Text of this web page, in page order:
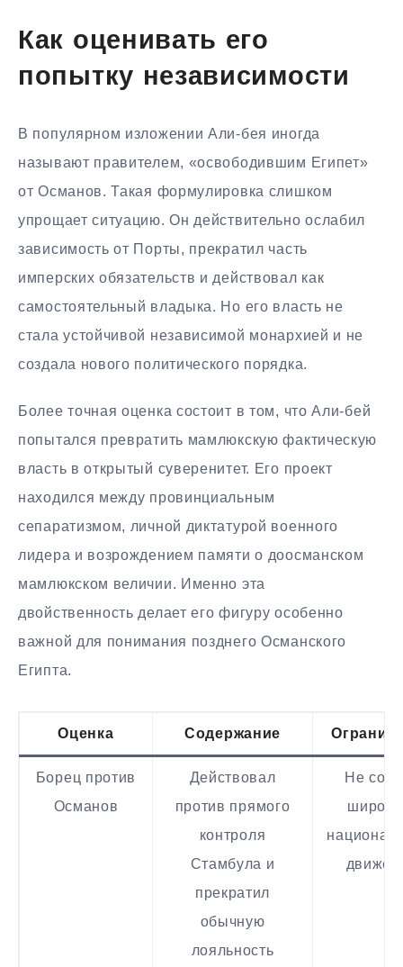
Как оценивать его
попытку независимости
В популярном изложении Али-бея иногда
называют правителем, «освободившим Египет»
от Османов. Такая формулировка слишком
упрощает ситуацию. Он действительно ослабил
зависимость от Порты, прекратил часть
имперских обязательств и действовал как
самостоятельный владыка. Но его власть не
стала устойчивой независимой монархией и не
создала нового политического порядка.
Более точная оценка состоит в том, что Али-бей
попытался превратить мамлюкскую фактическую
власть в открытый суверенитет. Его проект
находился между провинциальным
сепаратизмом, личной диктатурой военного
лидера и возрождением памяти о доосманском
мамлюкском величии. Именно эта
двойственность делает его фигуру особенно
важной для понимания позднего Османского
Египта.
Оценка Содержание
Борец против
Османов
Действовал
против прямого
контроля
Стамбула и
прекратил
обычную
лояльность
Не